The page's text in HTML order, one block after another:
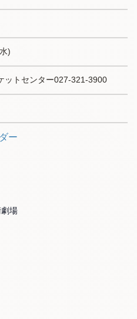
)
ットセンター027-321-3900
ー
場